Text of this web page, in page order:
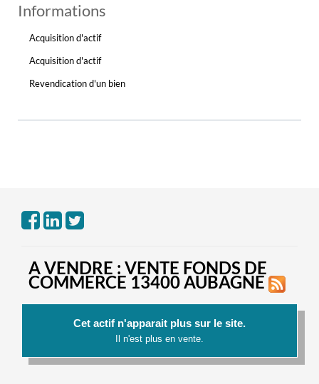
Informations
Acquisition d'actif
Acquisition d'actif
Revendication d'un bien
A VENDRE : VENTE FONDS DE
COMMERCE 13400 AUBAGNE
Cet actif n'apparait plus sur le site.
Il n'est plus en vente.